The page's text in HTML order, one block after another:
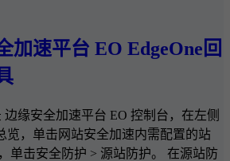
加速平台 EO EdgeOne回
边缘安全加速平台 EO 控制台，在左侧
览，单击网站安全加速内需配置的站
单击安全防护 > 源站防护。 在源站防